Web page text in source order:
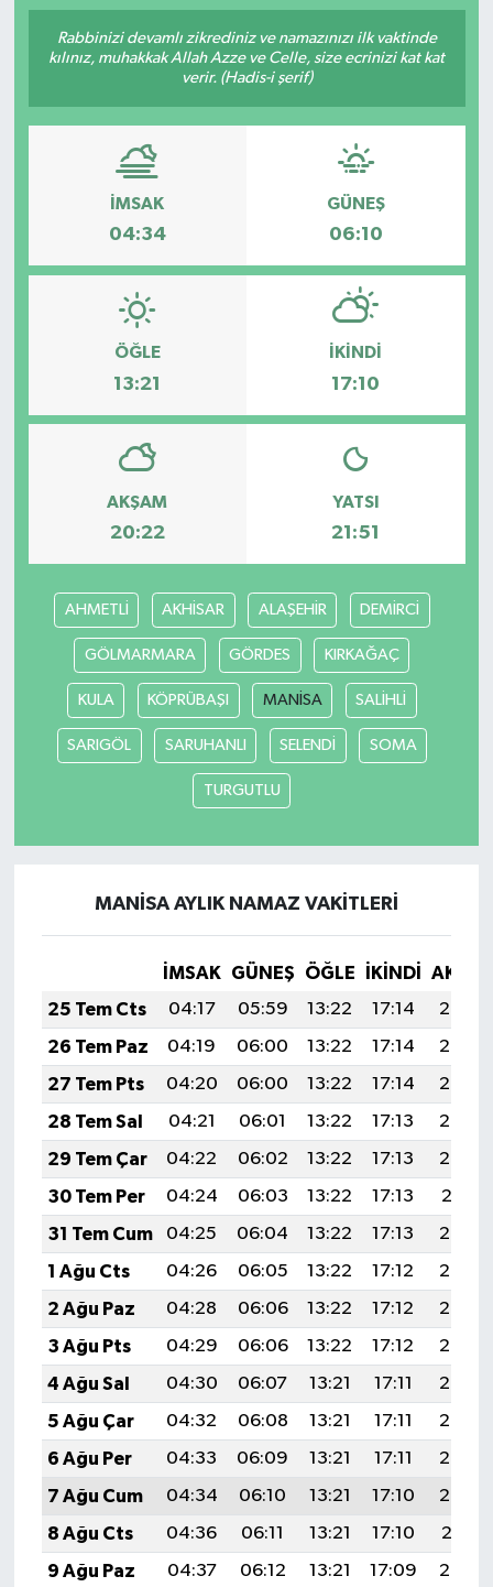
Rabbinizi devamlı zikrediniz ve namazınızı ilk vaktinde
kılınız, muhakkak Allah Azze ve Celle, size ecrinizi kat kat
verir. (Hadis-i şerif)
İMSAK
04:34
GÜNEŞ
06:10
ÖĞLE
13:21
İKINDI
17:10
AKŞAM
20:22
YATSI
21:51
AHMETLİ AKHİSAR ALAŞEHİR DEMİRCİ
GÖLMARMARA GÖRDES KIRKAĞAÇ
KULA KÖPRÜBAŞI MANİSA SALİHLİ
SARIGÖL SARUHANLI SELENDİ SOMA
TURGUTLU
MANİSA AYLIK NAMAZ VAKITLERI
İMSAK GÜNEŞ ÖĞLE İKINDI
25 Tem Cts
04:17 05:59 13:22 17:14
20:35
26 Tem Paz
04:19 06:00 13:22 17:14
20:34
27 Tem Pts
04:20 06:00 13:22 17:14
20:33
28 Tem Sal
04:21 06:01 13:22 17:13
20:33
29 Tem Çar
04:22 06:02 13:22 17:13
20:32
30 Tem Per
04:24 06:03 13:22 17:13
20:31
31 Tem Cum
04:25 06:04 13:22 17:13
20:30
1 Ağu Cts
04:26 06:05 13:22 17:12
20:29
2 Ağu Paz
04:28 06:06 13:22 17:12
20:28
3 Ağu Pts
04:29 06:06 13:22 17:12
20:27
4 Ağu Sal
04:30 06:07 13:21 17:11
20:26
5 Ağu Çar
04:32 06:08 13:21 17:11
20:25
6 Ağu Per
04:33 06:09 13:21 17:11
20:24
7 Ağu Cum
04:34 06:10 13:21 17:10
20:22
8 Ağu Cts
04:36 06:11 13:21 17:10
20:21
9 Ağu Paz
04:37 06:12 13:21 17:09
20:20
İngiltere Premier Lig
Serie A
İngiltere Premier Lig
Almanya Bundesliga
Serie A
Fransa Ligue 1
Eredevise
Portekiz Ligi
Türkiye Basketbol Ligi
Kadınlar Basketbol Ligi
Diğer Basketbol Ligleri
Formula 1
Atletizm
Bisiklet
Güreş
Halter
Motor Sporları
Su Sporları
Diğer Spor Dalları
Futbolcular